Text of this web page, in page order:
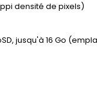
ppi densité de pixels)
jusqu'à 16 Go